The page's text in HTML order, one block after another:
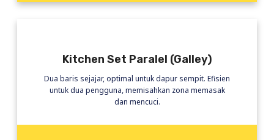
Kitchen Set Paralel (Galley)
Dua baris sejajar, optimal untuk dapur sempit. Efisien
untuk dua pengguna, memisahkan zona memasak
dan mencuci.